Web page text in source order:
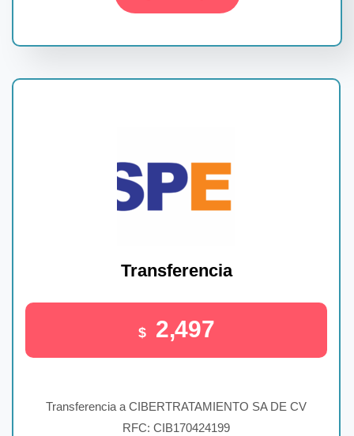
Transferencia
$ 2,497
Transferencia a CIBERTRATAMIENTO SA DE CV
RFC: CIB170424199